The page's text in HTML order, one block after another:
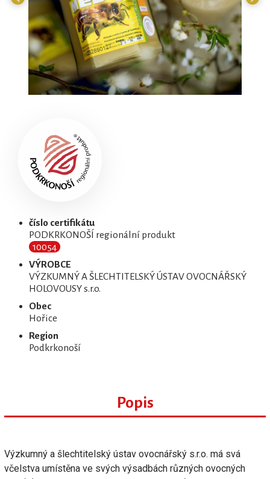
číslo certifikátu
PODKRKONOŠÍ regionální produkt
10054
VÝROBCE
VÝZKUMNÝ A ŠLECHTITELSKÝ ÚSTAV OVOCNÁŘSKÝ
HOLOVOUSY s.r.o.
Obec
Hořice
Region
Podkrkonoší
Popis
Výzkumný a šlechtitelský ústav ovocnářský s.r.o. má svá
včelstva umístěna ve svých výsadbách různých ovocných